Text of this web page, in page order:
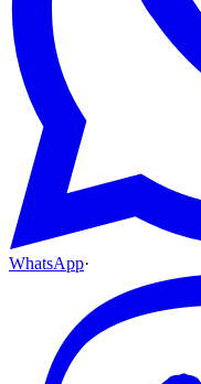
WhatsApp·